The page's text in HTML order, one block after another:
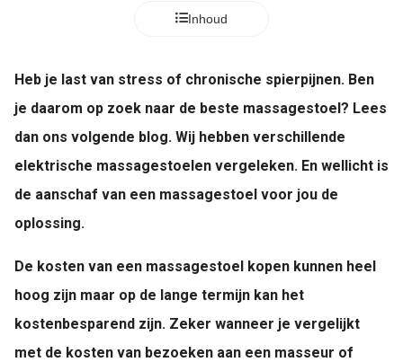
Inhoud
Heb je last van stress of chronische spierpijnen. Ben
je daarom op zoek naar de beste massagestoel? Lees
dan ons volgende blog. Wij hebben verschillende
elektrische massagestoelen vergeleken. En wellicht is
de aanschaf van een massagestoel voor jou de
oplossing.
De kosten van een massagestoel kopen kunnen heel
hoog zijn maar op de lange termijn kan het
kostenbesparend zijn. Zeker wanneer je vergelijkt
met de kosten van bezoeken aan een masseur of